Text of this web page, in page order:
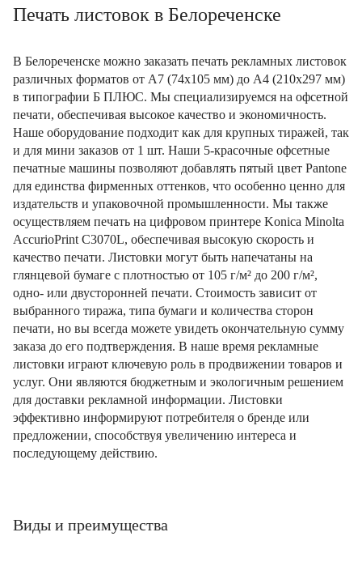
Печать листовок в Белореченске
В Белореченске можно заказать печать рекламных листовок
различных форматов от А7 (74х105 мм) до А4 (210х297 мм)
в типографии Б ПЛЮС. Мы специализируемся на офсетной
печати, обеспечивая высокое качество и экономичность.
Наше оборудование подходит как для крупных тиражей, так
и для мини заказов от 1 шт. Наши 5-красочные офсетные
печатные машины позволяют добавлять пятый цвет Pantone
для единства фирменных оттенков, что особенно ценно для
издательств и упаковочной промышленности. Мы также
осуществляем печать на цифровом принтере Konica Minolta
AccurioPrint C3070L, обеспечивая высокую скорость и
качество печати. Листовки могут быть напечатаны на
глянцевой бумаге с плотностью от 105 г/м² до 200 г/м²,
одно- или двусторонней печати. Стоимость зависит от
выбранного тиража, типа бумаги и количества сторон
печати, но вы всегда можете увидеть окончательную сумму
заказа до его подтверждения. В наше время рекламные
листовки играют ключевую роль в продвижении товаров и
услуг. Они являются бюджетным и экологичным решением
для доставки рекламной информации. Листовки
эффективно информируют потребителя о бренде или
предложении, способствуя увеличению интереса и
последующему действию.
Виды и преимущества